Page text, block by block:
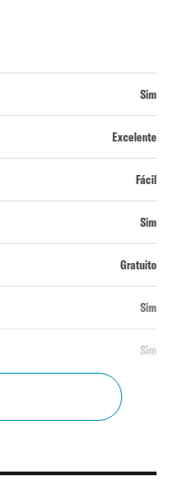
Sim
Excelente
Fácil
Sim
Gratuito
Sim
Sim
Sim